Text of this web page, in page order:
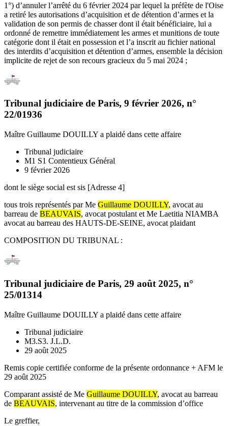
1°) d’annuler l’arrêté du 6 février 2024 par lequel la préfète de l'Oise
a retiré les autorisations d’acquisition et de détention d’armes et la
validation de son permis de chasser dont il était bénéficiaire, lui a
ordonné de remettre immédiatement les armes et munitions de toute
catégorie dont il était en possession et l’a inscrit au fichier national
des interdits d’acquisition et détention d’armes, ensemble la décision
implicite de rejet de son recours gracieux du 5 mai 2024 ;
Tribunal judiciaire de Paris, 9 février 2026, n°
22/01936
Maître Guillaume DOUILLY a plaidé dans cette affaire
Tribunal judiciaire
M1 S1 Contentieux Général
9 février 2026
dont le siège social est sis [Adresse 4]
tous trois représentés par Me Guillaume DOUILLY, avocat au
barreau de BEAUVAIS, avocat postulant et Me Laetitia NIAMBA
avocat au barreau des HAUTS-DE-SEINE, avocat plaidant
COMPOSITION DU TRIBUNAL :
Tribunal judiciaire de Paris, 29 août 2025, n°
25/01314
Maître Guillaume DOUILLY a plaidé dans cette affaire
Tribunal judiciaire
M3.S3. J.L.D.
29 août 2025
Remis copie certifiée conforme de la présente ordonnance + AFM le
29 août 2025
Comparant assisté de Me Guillaume DOUILLY, avocat au barreau
de BEAUVAIS, intervenant au titre de la commission d’office
Le greffier,